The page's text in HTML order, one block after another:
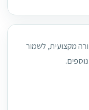
מקצועית, לשמור